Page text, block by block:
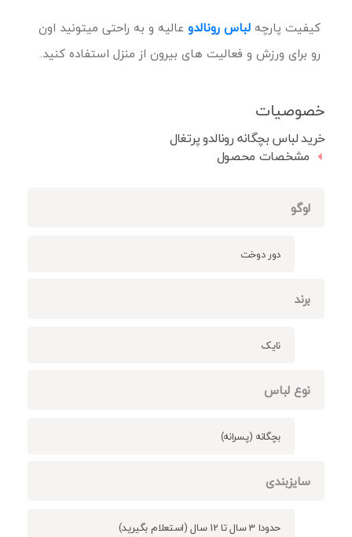
کیفیت پارچه لباس رونالدو عالیه و به راحتی میتونید اون
رو برای ورزش و فعالیت های بیرون از منزل استفاده کنید.
خصوصیات
خرید لباس بچگانه رونالدو پرتغال
مشخصات محصول
لوگو
دور دوخت
برند
نایک
نوع لباس
بچگانه (پسرانه)
سایزبندی
حدودا 3 سال تا 12 سال (استعلام بگیرید)